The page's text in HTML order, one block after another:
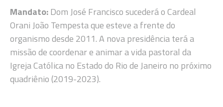
Mandato:Dom José Francisco sucederá o Cardeal
Orani João Tempesta que esteve a frente do
organismo desde 2011. A nova presidência terá a
missão de coordenar e animar a vida pastoral da
Igreja Católica no Estado do Rio de Janeiro no próximo
quadriênio (2019-2023).